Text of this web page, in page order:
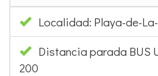
Localidad: Playa-de-
Distancia parada BUS
200